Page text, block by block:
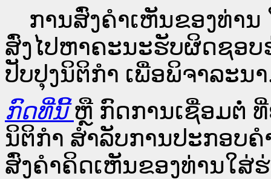
ການສົ່ງຄໍາເຫັນຂອງທ່ານ
ສົ່ງໄປຫາຄະນະຮັບຜິດຊອບ
ປັບປຸງນິຕິກຳ ເພື່ອພິຈາລະນ
ກົດທີ່ນີ້ ຫຼື ກົດການເຊື່ອມຕໍ່ ທີ່
ນິຕິກໍາ ສໍາລັບການປະກອບ
ສົ່ງຄຳຄິດເຫັນຂອງທ່ານໃສ່